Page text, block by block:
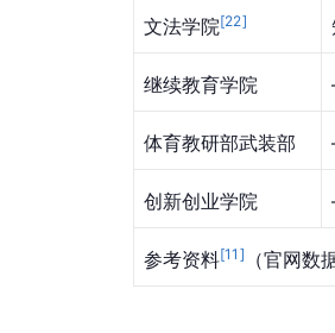
文法学院[22]
继续教育学院
体育教研部武装部
创新创业学院
参考资料[11 ] （官网数